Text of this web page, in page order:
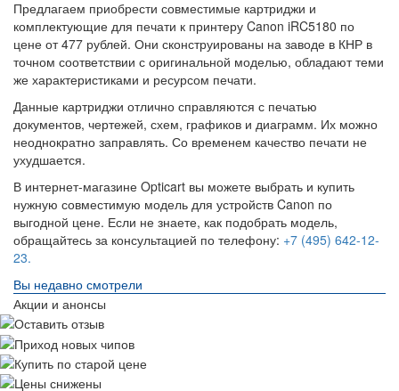
Предлагаем приобрести совместимые картриджи и
комплектующие для печати к принтеру Canon iRC5180 по
цене от 477 рублей. Они сконструированы на заводе в КНР в
точном соответствии с оригинальной моделью, обладают теми
же характеристиками и ресурсом печати.
Данные картриджи отлично справляются с печатью
документов, чертежей, схем, графиков и диаграмм. Их можно
неоднократно заправлять. Со временем качество печати не
ухудшается.
В интернет-магазине Opticart вы можете выбрать и купить
нужную совместимую модель для устройств Canon по
выгодной цене. Если не знаете, как подобрать модель,
обращайтесь за консультацией по телефону: +7 (495) 642-12-
23.
Вы недавно смотрели
Акции и анонсы